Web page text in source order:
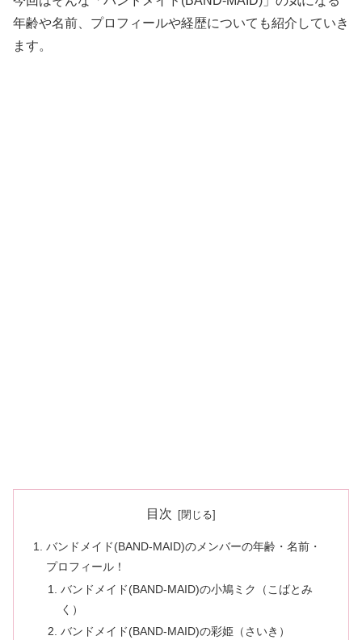
年齢や名前、プロフィールや経歴についても紹介していき
ます。
目次
バンドメイド(BAND-MAID)のメンバーの年齢・名前・
プロフィール！
バンドメイド(BAND-MAID)の小鳩ミク（こばとみ
く）
バンドメイド(BAND-MAID)の彩姫（さいき）